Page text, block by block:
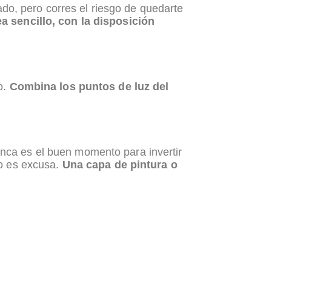
pero corres el riesgo de quedarte
sencillo, con la disposición
Combina los puntos de luz del
es el buen momento para invertir
es excusa. Una capa de pintura o